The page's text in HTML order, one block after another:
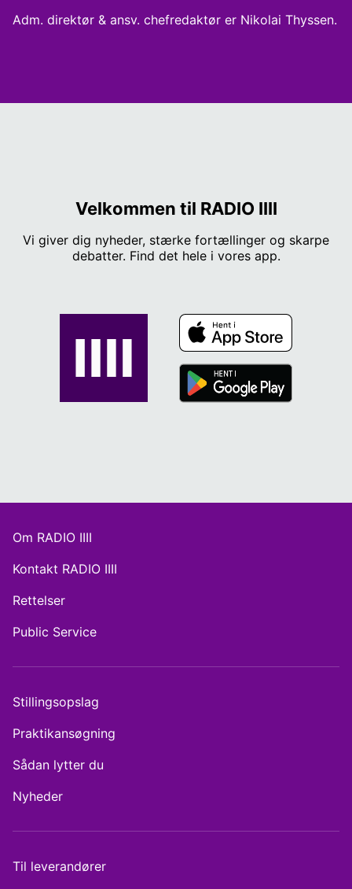
Adm. direktør & ansv. chefredaktør er Nikolai Thyssen.
Velkommen til RADIO IIII
Vi giver dig nyheder, stærke fortællinger og skarpe
debatter. Find det hele i vores app.
Om RADIO IIII
Kontakt RADIO IIII
Rettelser
Public Service
Stillingsopslag
Praktikansøgning
Sådan lytter du
Nyheder
Til leverandører